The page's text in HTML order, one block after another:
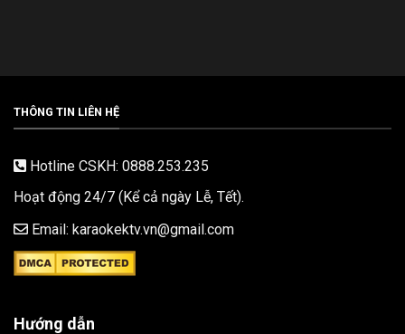
THÔNG TIN LIÊN HỆ
Hotline CSKH: 0888.253.235
Hoạt động 24/7 (Kể cả ngày Lễ, Tết).
Email: karaokektv.vn@gmail.com
Hướng dẫn